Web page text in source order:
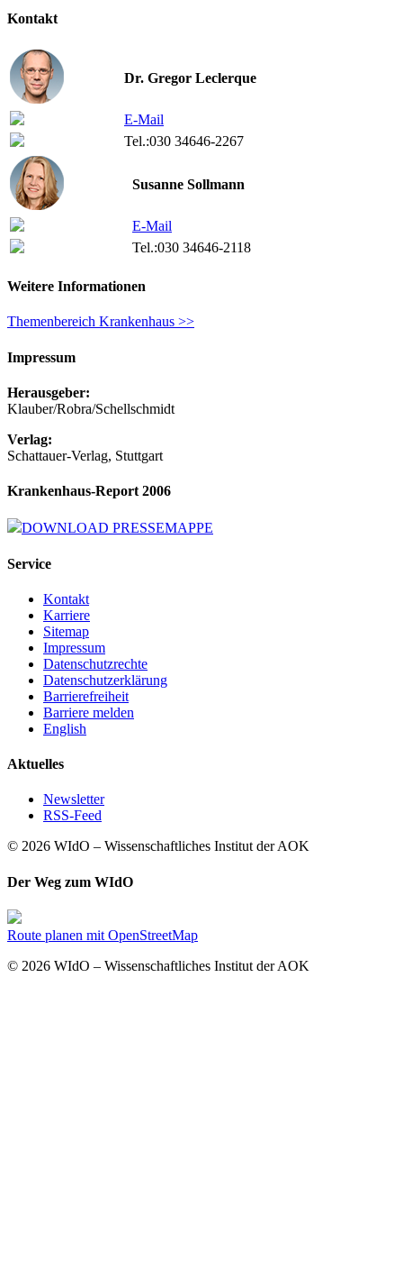
Kontakt
Dr. Gregor Leclerque
E-Mail
Tel.:030 34646-2267
Susanne Sollmann
E-Mail
Tel.:030 34646-2118
Weitere Informationen
Themenbereich Krankenhaus >>
Impressum
Herausgeber:
Klauber/Robra/Schellschmidt
Verlag:
Schattauer-Verlag, Stuttgart
Krankenhaus-Report 2006
DOWNLOAD PRESSEMAPPE
Service
Kontakt
Karriere
Sitemap
Impressum
Datenschutzrechte
Datenschutzerklärung
Barrierefreiheit
Barriere melden
English
Aktuelles
Newsletter
RSS-Feed
© 2026 WIdO – Wissenschaftliches Institut der AOK
Der Weg zum WIdO
Route planen mit OpenStreetMap
© 2026 WIdO – Wissenschaftliches Institut der AOK